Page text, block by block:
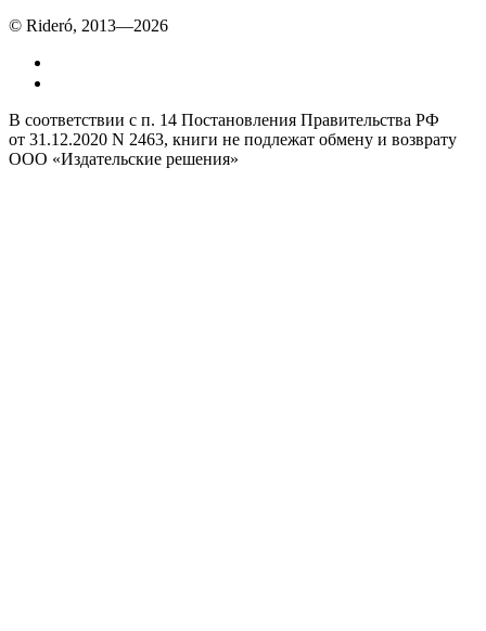
© Rideró, 2013—2026
В соответствии с п. 14 Постановления Правительства РФ
от 31.12.2020 N 2463, книги не подлежат обмену и возврату
ООО «Издательские решения»